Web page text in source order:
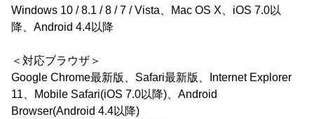
Windows 10 / 8.1 / 8 / 7 / Vista、Mac OS X、iOS 7.0以
降、Android 4.4以降
＜対応ブラウザ＞
Google Chrome最新版、Safari最新版、Internet Explorer
11、Mobile Safari(iOS 7.0以降)、Android
Browser(Android 4.4以降)